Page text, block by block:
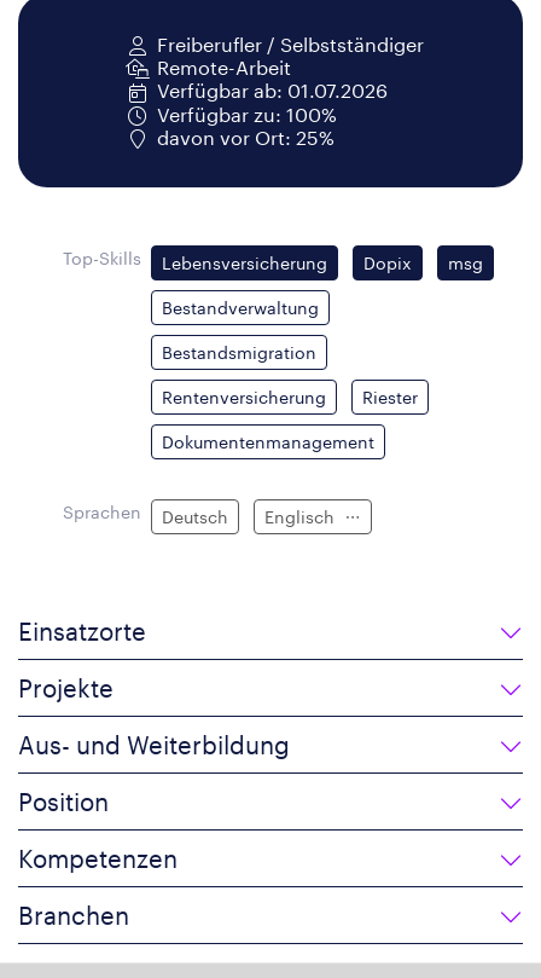
Freiberufler / Selbstständiger
Remote-Arbeit
Verfügbar ab: 01.07.2026
Verfügbar zu: 100%
davon vor Ort: 25%
Top-Skills Lebensversicherung Dopix msg
Bestandverwaltung
Bestandsmigration
Rentenversicherung Riester
Dokumentenmanagement
Sprachen Deutsch Englisch
Einsatzorte
Projekte
Aus- und Weiterbildung
Position
Kompetenzen
Branchen